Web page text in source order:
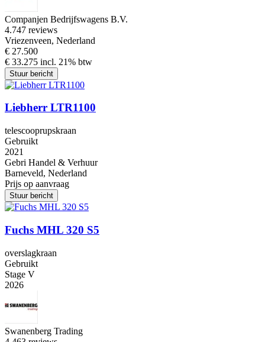
Companjen Bedrijfswagens B.V.
4.747 reviews
Vriezenveen, Nederland
€ 27.500
€ 33.275 incl. 21% btw
Stuur bericht
Liebherr LTR1100
telescooprupskraan
Gebruikt
2021
Gebri Handel & Verhuur
Barneveld, Nederland
Prijs op aanvraag
Stuur bericht
Fuchs MHL 320 S5
overslagkraan
Gebruikt
Stage V
2026
Swanenberg Trading